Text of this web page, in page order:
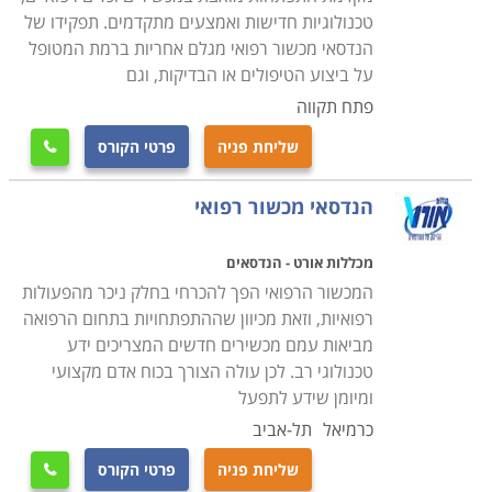
פעם הדרכות אישיות או מרוכזות לצוות הרפואי והמנהלתי
בנוגע לשימוש הנכון והמדוייק בציוד.
הבדל נוסף ומהותי בין טכנאי רגיל לטכנאי ציוד רפואי הוא
כמובן זהות ומהות המעסיק. אם טכנאי סטנדרטי פועל בדרך
כלל במעבדות פרטיות, במתן שירות נייד בתור עצמאי, או
כשכיר בשירות לקוחות יבואן מסויים, הרי שהטכנאי הרפואי
עובד עבור ארגונים מענף הרפואה, אשר מאופיין במשכורות
גבוהות יותר הן בסקטור הציבורי והן בזה הפרטי, ובתנאי
העסקה עדיפים. חלק ממסלולי הלימוד אפילו נערכים
בשיתוף ארגונים רפואיים כמו בתי חולים, אשר רואים בהם
הזדמנות להבטיח לעצמם את המצטיינים כאנשי צוות
בעמודים הבאים תוכלו למצוא הכשרות בתחום מקצועי זה
בכל המכללות ובתי הספר הטכנולוגיים ברחבי הארץ. אורך
טכנולוגיות חדישות ואמצעים מתקדמים. תפקידו של
הנדסאי מכשור רפואי מגלם אחריות ברמת המטופל
על ביצוע הטיפולים או הבדיקות, וגם
פתח תקווה
שליחת פניה פרטי הקורס 
הנדסאי מכשור רפואי
מכללות אורט - הנדסאים
המכשור הרפואי הפך להכרחי בחלק ניכר מהפעולות
רפואיות, וזאת מכיוון שההתפתחויות בתחום הרפואה
מביאות עמם מכשירים חדשים המצריכים ידע
טכנולוגי רב. לכן עולה הצורך בכוח אדם מקצועי
ומיומן שידע לתפעל
כרמיאל תל-אביב
שליחת פניה פרטי הקורס 